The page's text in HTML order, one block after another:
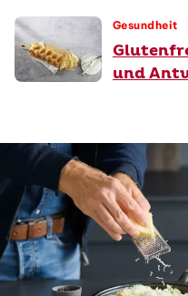
Gesundheit
und